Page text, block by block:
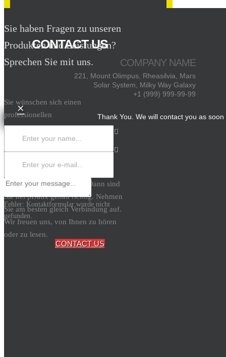
CONTACT US
COMPANY NAME
221, Mount Olimpus, Rheasilvia, Mars
Solar System, Milky Way Galaxy
+1 (999) 999-99-99
×
Thank You. We will contact you as
CONTACT US
Sie haben Fragen zu unseren
Produkten und Leistungen?
Sprechen Sie mit uns.
Sie wünschen sich einen
professionellen
Datenschutzbeauftragten? Dann sind
Sie bei pDatix genau richtig. Nehmen
Sie am besten gleich Verbindung auf.
Wir freuen uns, von Ihnen zu hören
oder zu lesen.
× Schliessen
Fehler: Kontaktformular wurde nicht
gefunden.